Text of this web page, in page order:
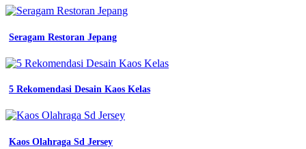
biru
dongker
navy
pria
wanita
lengan
seragam
pdh
pln
Seragam Restoran Jepang
5 Rekomendasi Desain Kaos Kelas
Kaos Olahraga Sd Jersey